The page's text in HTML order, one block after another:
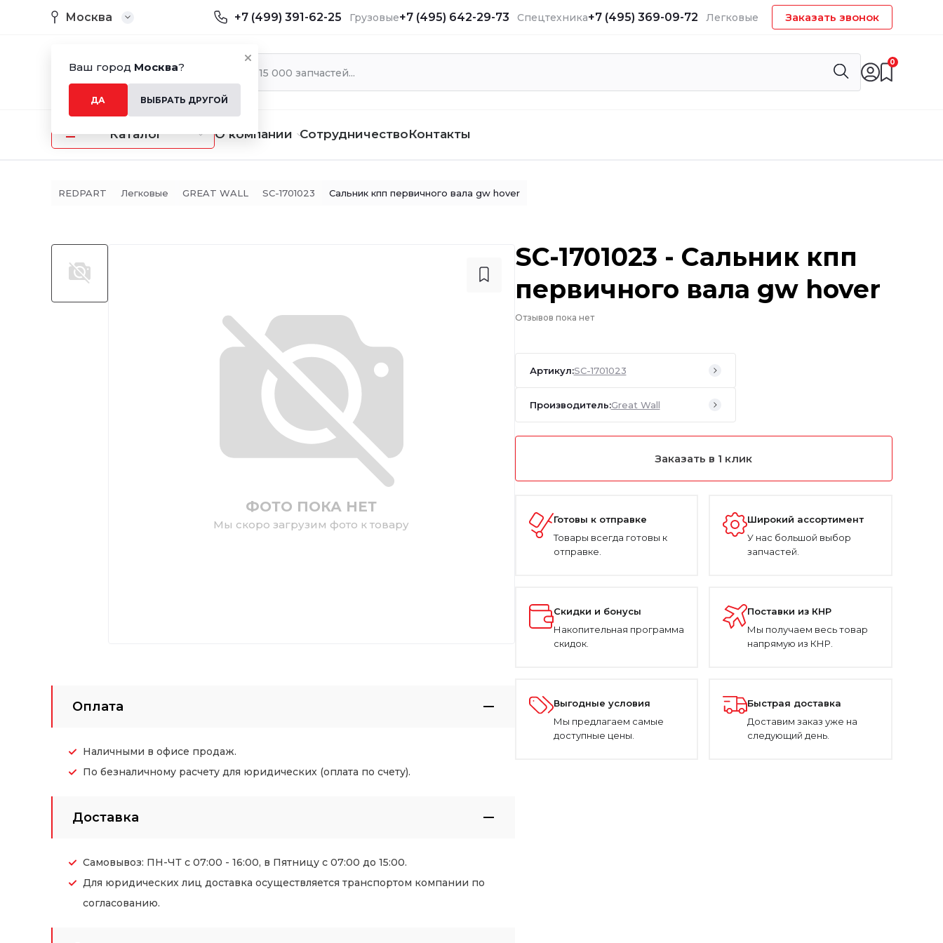
Ваш город Москва?
ДА ВЫБРАТЬ ДРУГОЙ
Москва +7 (499) 391-62-25 Грузовые+7 (495) 642-29-73 Спецтехника+7 (495) 369-09-72 Легковые Заказать звонок
0
Каталог О компании СотрудничествоКонтакты
REDPART Легковые GREAT WALL SC-1701023 Сальник кпп первичного вала gw hover
ФОТО ПОКА НЕТ
Мы скоро загрузим фото к товару
Оплата
Наличными в офисе продаж.
По безналичному расчету для юридических (оплата по счету).
Доставка
Самовывоз: ПН-ЧТ с 07:00 - 16:00, в Пятницу с 07:00 до 15:00.
Для юридических лиц доставка осуществляется транспортом компании по
согласованию.
SC-1701023 - Сальник кпп
первичного вала gw hover
Отзывов пока нет
Артикул:SC-1701023
Производитель:Great Wall
Заказать в 1 клик
Готовы к отправке
Товары всегда готовы к
отправке.
Широкий ассортимент
У нас большой выбор
запчастей.
Скидки и бонусы
Накопительная программа
скидок.
Поставки из КНР
Мы получаем весь товар
напрямую из КНР.
Выгодные условия
Мы предлагаем самые
доступные цены.
Быстрая доставка
Доставим заказ уже на
следующий день.